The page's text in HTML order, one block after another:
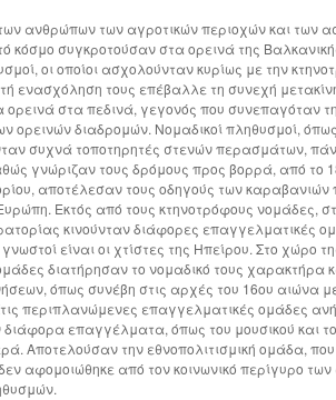
ανθρώπων των αγροτικών περιοχών και των
κόσμο συγκροτούσαν στα ορεινά της
οι οποίοι ασχολούνταν κυρίως με την
ενασχόληση τους επέβαλλε τη συνεχή
ορεινά στα πεδινά, γεγονός που συνεπαγόταν
ορεινών διαδρομών. Νομαδικοί πληθυσμοί,
συχνά τοποτηρητές στενών περασμάτων,
γνώριζαν τους δρόμους προς βορρά, από το
αποτέλεσαν τους οδηγούς των καραβανιών
Εκτός από τους κτηνοτρόφους νομάδες,
κινούνταν διάφορες επαγγελματικές
είναι οι χτίστες της Ηπείρου. Στο χώρο
διατήρησαν το νομαδικό τους χαρακτήρα
όπως συνέβη στις αρχές του 16ου αιώνα
περιπλανώμενες επαγγελματικές ομάδες
διάφορα επαγγέλματα, όπως του μουσικού και
Αποτελούσαν την εθνοπολιτισμική ομάδα,
αφομοιώθηκε από τον κοινωνικό περίγυρο των